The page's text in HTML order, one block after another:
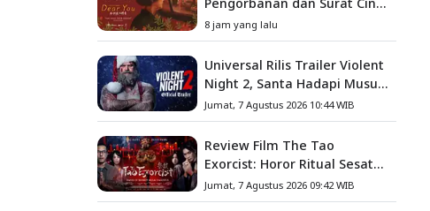
Pengorbanan dan Surat Cinta
yang Menyentuh Hati
8 jam yang lalu
Universal Rilis Trailer Violent
Night 2, Santa Hadapi Musuh
Baru
Jumat, 7 Agustus 2026 10:44 WIB
Review Film The Tao
Exorcist: Horor Ritual Sesat
Taiwan yang Penuh Misteri
dan Teror Psikologis
Jumat, 7 Agustus 2026 09:42 WIB